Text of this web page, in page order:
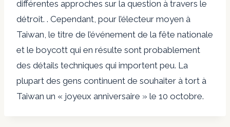
différentes approches sur la question à travers le
détroit. . Cependant, pour l’électeur moyen à
Taiwan, le titre de l’événement de la fête nationale
et le boycott qui en résulte sont probablement
des détails techniques qui importent peu. La
plupart des gens continuent de souhaiter à tort à
Taiwan un « joyeux anniversaire » le 10 octobre.